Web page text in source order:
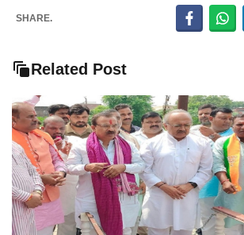
SHARE.
Related Post